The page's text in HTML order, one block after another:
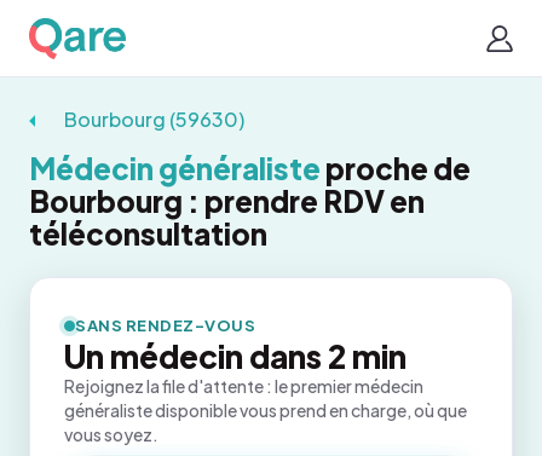
Bourbourg (59630)
Médecin généraliste proche de
Bourbourg : prendre RDV en
téléconsultation
SANS RENDEZ-VOUS
Un médecin dans 2 min
Rejoignez la file d'attente : le premier médecin
généraliste disponible vous prend en charge, où que
vous soyez.